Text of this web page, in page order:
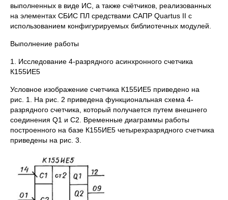
выполненных в виде ИС, а также счётчиков, реализованныx
на элементах СБИС ПЛ средствами САПР Quartus II с
использованием конфигурируемых библиотечных модулей.
Выполнение работы
1. Исследование 4-разрядного асинхронного счетчика
К155ИЕ5
Условное изображение счетчика К155ИЕ5 приведено на
рис. 1. На рис. 2 приведена функциональная схема 4-
разрядного счетчика, который получается путем внешнего
соединения Q1 и С2. Временные диаграммы работы
построенного на базе К155ИЕ5 четырехразрядного счетчика
приведены на рис. 3.